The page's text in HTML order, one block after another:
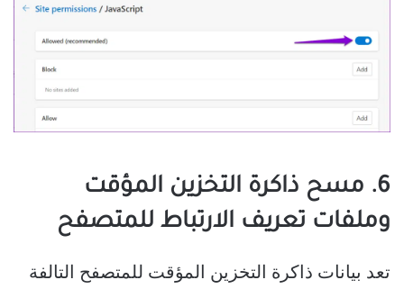
6. مسح ذاكرة التخزين المؤقت
وملفات تعريف الارتباط للمتصفح
تعد بيانات ذاكرة التخزين المؤقت للمتصفح التالفة